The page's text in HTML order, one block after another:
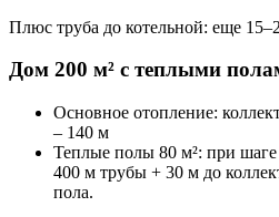
Плюс труба до котельной: еще
Дом 200 м² с теплыми
Основное отопление:
– 140 м
Теплые полы 80 м²: при шаге
400 м трубы + 30 м до
пола.